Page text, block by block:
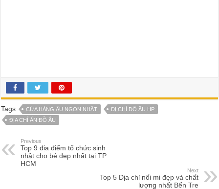
Tags CỬA HÀNG ÂU NGON NHẤT
ĐỊ CHỈ ĐỒ ÂU HP
ĐỊA CHỈ ĂN ĐỒ ÂU
Previous
Top 9 địa điểm tổ chức sinh
nhật cho bé đẹp nhất tại TP
HCM
Next
Top 5 Địa chỉ nối mi đẹp và chất
lượng nhất Bến Tre